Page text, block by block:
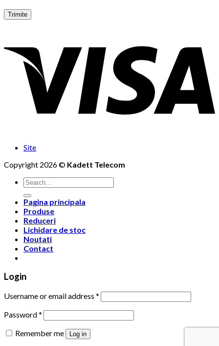
Site
Copyright 2026 © Kadett Telecom
Search
for:
Pagina principala
Produse
Reduceri
Lichidare de stoc
Noutati
Contact
Login
Username or email address *
Password*
Remember me
Log in